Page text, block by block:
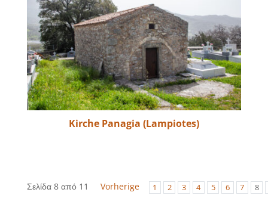
Kirche Panagia (Lampiotes)
Σελίδα 8 από 11 Vorherige 1 2 3 4 5 6 7 8